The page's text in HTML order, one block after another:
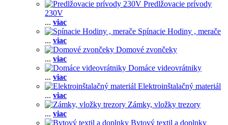
Predlžovacie prívody
230V
... viac
Spínacie Hodiny , merače
... viac
Domové zvončeky
... viac
Domáce videovrátniky
... viac
Elektroinštalačný materiál
... viac
Zámky, vložky trezory
... viac
Bytový textil a doplnky